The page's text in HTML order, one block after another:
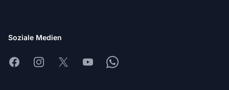
Soziale Medien
FacebookInstagram
X YoutubeWhatsapp